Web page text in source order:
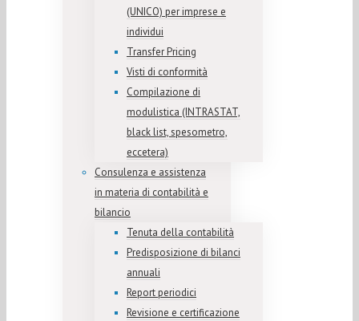
(UNICO) per imprese e
individui
Transfer Pricing
Visti di conformità
Compilazione di
modulistica (INTRASTAT,
black list, spesometro,
eccetera)
Consulenza e assistenza
in materia di contabilità e
bilancio
Tenuta della contabilità
Predisposizione di bilanci
annuali
Report periodici
Revisione e certificazione